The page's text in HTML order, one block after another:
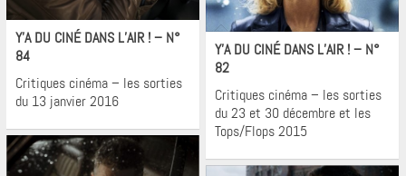
Cinéma
Y’A DU CINÉ DANS L’AIR ! – N°
84
Critiques cinéma – les sorties
du 13 janvier 2016
Cinéma
Y’A DU CINÉ DANS L’AIR ! – N°
82
Critiques cinéma – les sorties
du 23 et 30 décembre et les
Tops/Flops 2015